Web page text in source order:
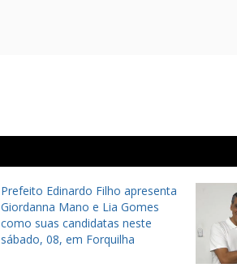
Prefeito Edinardo Filho apresenta
Giordanna Mano e Lia Gomes
como suas candidatas neste
sábado, 08, em Forquilha